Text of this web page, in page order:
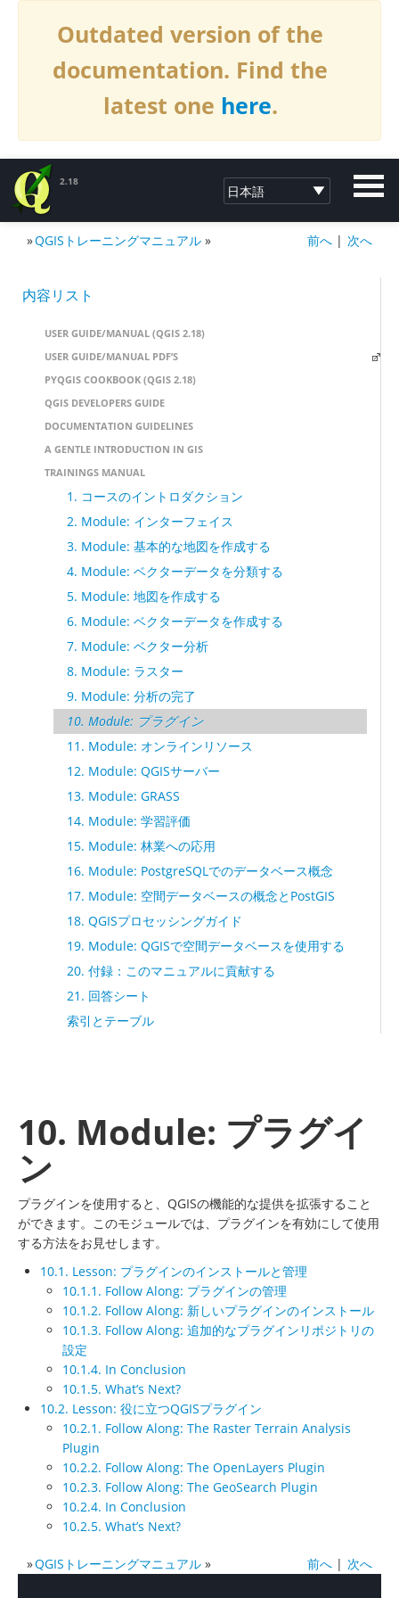
Outdated version of the
documentation. Find the
latest one here.
2.18
QGISへの寄付2.18 次へ
前へ |
»QGISトレーニングマニュアル »
内容リスト
USER GUIDE/MANUAL (QGIS 2.18)
USER GUIDE/MANUAL PDF’S
PYQGIS COOKBOOK (QGIS 2.18)
QGIS DEVELOPERS GUIDE
DOCUMENTATION GUIDELINES
A GENTLE INTRODUCTION IN GIS
TRAININGS MANUAL
1. コースのイントロダクション
2. Module: インターフェイス
3. Module: 基本的な地図を作成する
4. Module: ベクターデータを分類する
5. Module: 地図を作成する
6. Module: ベクターデータを作成する
7. Module: ベクター分析
8. Module: ラスター
9. Module: 分析の完了
10. Module: プラグイン
11. Module: オンラインリソース
12. Module: QGISサーバー
13. Module: GRASS
14. Module: 学習評価
15. Module: 林業への応用
16. Module: PostgreSQLでのデータベース概念
17. Module: 空間データベースの概念とPostGIS
18. QGISプロセッシングガイド
19. Module: QGISで空間データベースを使用する
20. 付録：このマニュアルに貢献する
21. 回答シート
索引とテーブル
10. Module: プラグイ
ン
プラグインを使用すると、QGISの機能的な提供を拡張すること
ができます。このモジュールでは、プラグインを有効にして使用
する方法をお見せします。
10.1. Lesson: プラグインのインストールと管理
10.1.1. Follow Along: プラグインの管理
10.1.2. Follow Along: 新しいプラグインのインストール
10.1.3. Follow Along: 追加的なプラグインリポジトリの
設定
10.1.4. In Conclusion
10.1.5. What’s Next?
10.2. Lesson: 役に立つQGISプラグイン
10.2.1. Follow Along: The Raster Terrain Analysis
Plugin
10.2.2. Follow Along: The OpenLayers Plugin
10.2.3. Follow Along: The GeoSearch Plugin
10.2.4. In Conclusion
10.2.5. What’s Next?
次へ
前へ |
»QGISトレーニングマニュアル »